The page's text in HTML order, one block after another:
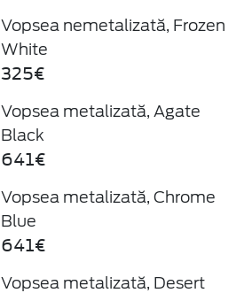
Vopsea nemetalizată, Frozen
White
325€
Vopsea metalizată, Agate
Black
641€
Vopsea metalizată, Chrome
Blue
641€
Vopsea metalizată, Desert